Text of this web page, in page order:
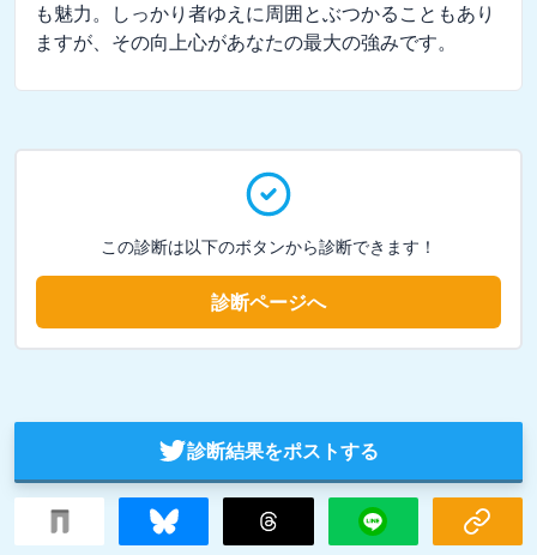
も魅力。しっかり者ゆえに周囲とぶつかることもあり
ますが、その向上心があなたの最大の強みです。
この診断は以下のボタンから診断できます！
診断ページへ
診断結果をポストする